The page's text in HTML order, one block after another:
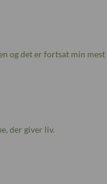
og det er fortsat min mest
der giver liv.